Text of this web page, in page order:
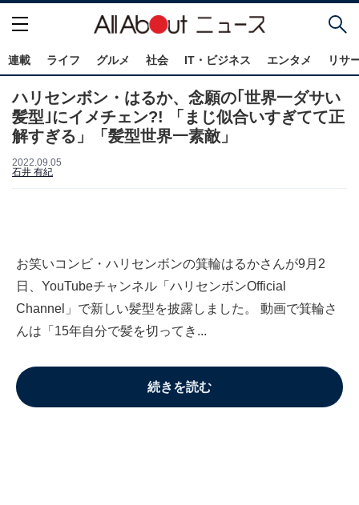
連載 ライフ グルメ 社会 IT・ビジネス エンタメ リサ
ハリセンボン・はるか、念願の｢世界一ダサい
髪型｣にイメチェン?! 「まじ似合いすぎてて正
解すぎる」「髪型世界一素敵」
2022.09.05
石井 有紀
お笑いコンビ・ハリセンボンの箕輪はるかさんが9月2
日、YouTubeチャンネル「ハリセンボンOfficial
Channel」で新しい髪型を披露しました。 動画で箕輪さ
んは「15年自分で髪を切ってき...
続きを読む